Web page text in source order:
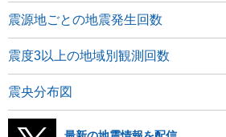
震源地ごとの地震発生回数
震度3以上の地域別観測回数
震央分布図